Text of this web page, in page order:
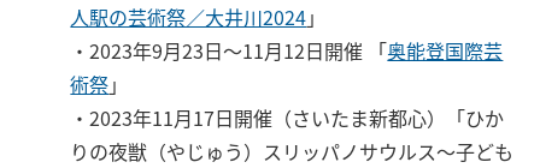
人駅の芸術祭／大井川2024」
・2023年9月23日～11月12日開催 「奥能登国際芸
術祭」
・2023年11月17日開催（さいたま新都心）「ひか
りの夜獣（やじゅう）スリッパノサウルス～子ども